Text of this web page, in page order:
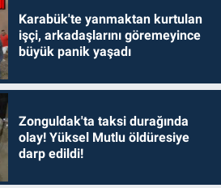
Karabük'te yanmaktan kurtulan
işçi, arkadaşlarını göremeyince
büyük panik yaşadı
Zonguldak'ta taksi durağında
olay! Yüksel Mutlu öldüresiye
darp edildi!